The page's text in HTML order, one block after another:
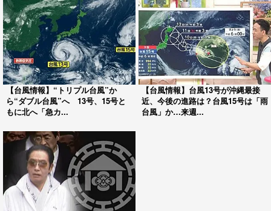
【台風情報】“トリプル台風”か
ら“ダブル台風”へ 13号、15号と
もに北へ「急カ...
【台風情報】台風13号が沖縄最接
近、今後の進路は？台風15号は「雨
台風」か…来週...